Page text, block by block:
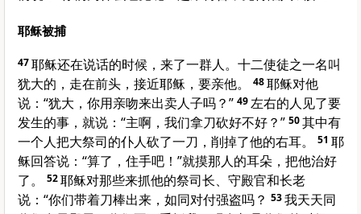
耶稣被捕
47耶稣还在说话的时候，来了一群人。十二使徒之一名叫
犹大的，走在前头，接近耶稣，要亲他。 48耶稣对他
说：“犹大 ，你用亲吻来出卖人子吗？” 49左右的人见了要
发生的事，就说：“主啊，我们拿刀砍好不好？” 50其中有
一个人把大祭司的仆人砍了一刀，削掉了他的右耳。
51 耶
稣回答说：“算了，住手吧！”就摸那人的耳朵，把他治好
了。
52耶稣对那些来抓他的祭司长、守殿官和长老
说：“你们带着刀棒出来，如同对付强盗吗？ 53我天天同